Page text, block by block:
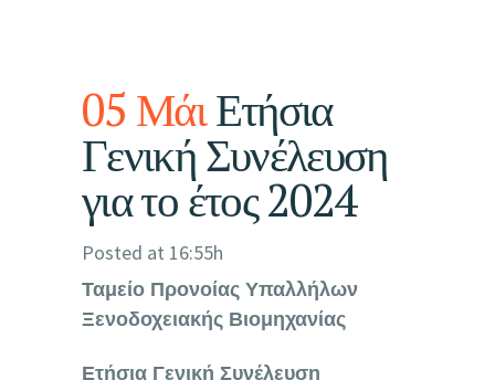
05 ΜάιΕτήσια
Γενική Συνέλευση
για το έτος 2024
Posted at 16:55h
Ταμείο Προνοίας Υπαλλήλων
Ξενοδοχειακής Βιομηχανίας
Ετήσια Γενική Συνέλευση